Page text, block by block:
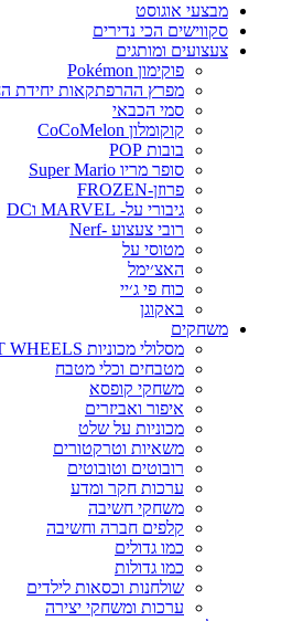
מבצעי אוגוסט
סקווישים הכי נדירים
צעצועים ומותגים
פוקימון Pokémon
מפרץ ההרפתקאות יחידת
סמי הכבאי
קוקומלון CoCoMelon
בובות POP
סופר מריו Super Mario
פרוזן-FROZEN
גיבורי על- MARVEL וDC
רובי צעצוע -Nerf
מטוסי על
האצ׳ימל
כוח פי ג׳יי
באקוגן
משחקים
מסלולי מכוניות HOT WHEELS
מטבחים וכלי מטבח
משחקי קופסא
איפור ואביזרים
מכוניות על שלט
משאיות וטרקטורים
רובוטים וטובוטים
ערכות חקר ומדע
משחקי חשיבה
קלפים חברה וחשיבה
כמו גדולים
כמו גדולות
שולחנות וכסאות לילדים
ערכות ומשחקי יצירה